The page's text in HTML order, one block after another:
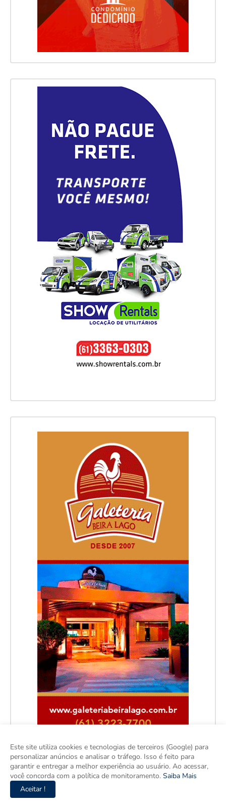
Este site utiliza cookies e tecnologias de terceiros (Google) para
personalizar anúncios e analisar o tráfego. Isso é feito para
garantir e entregar a melhor experiência ao usuário. Ao acessar,
você concorda com a política de monitoramento. Saiba Mais
Aceitar !